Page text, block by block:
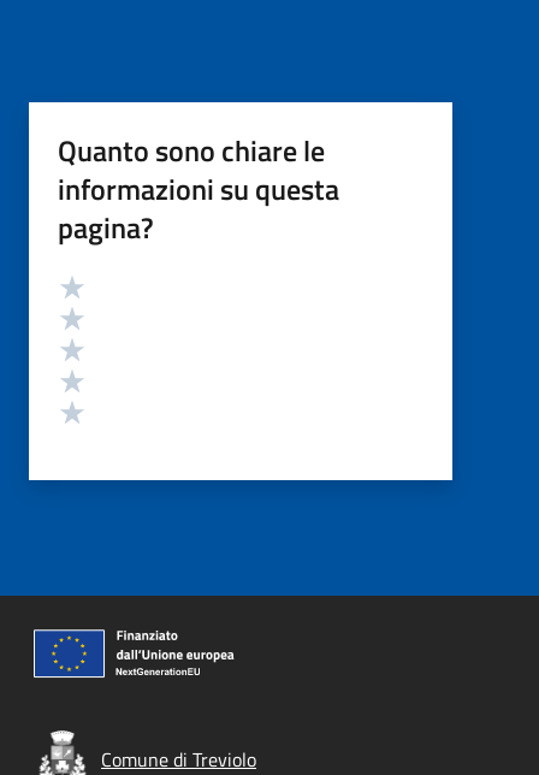
Quanto sono chiare le
informazioni su questa
pagina?
Valutazione
Comune di Treviolo